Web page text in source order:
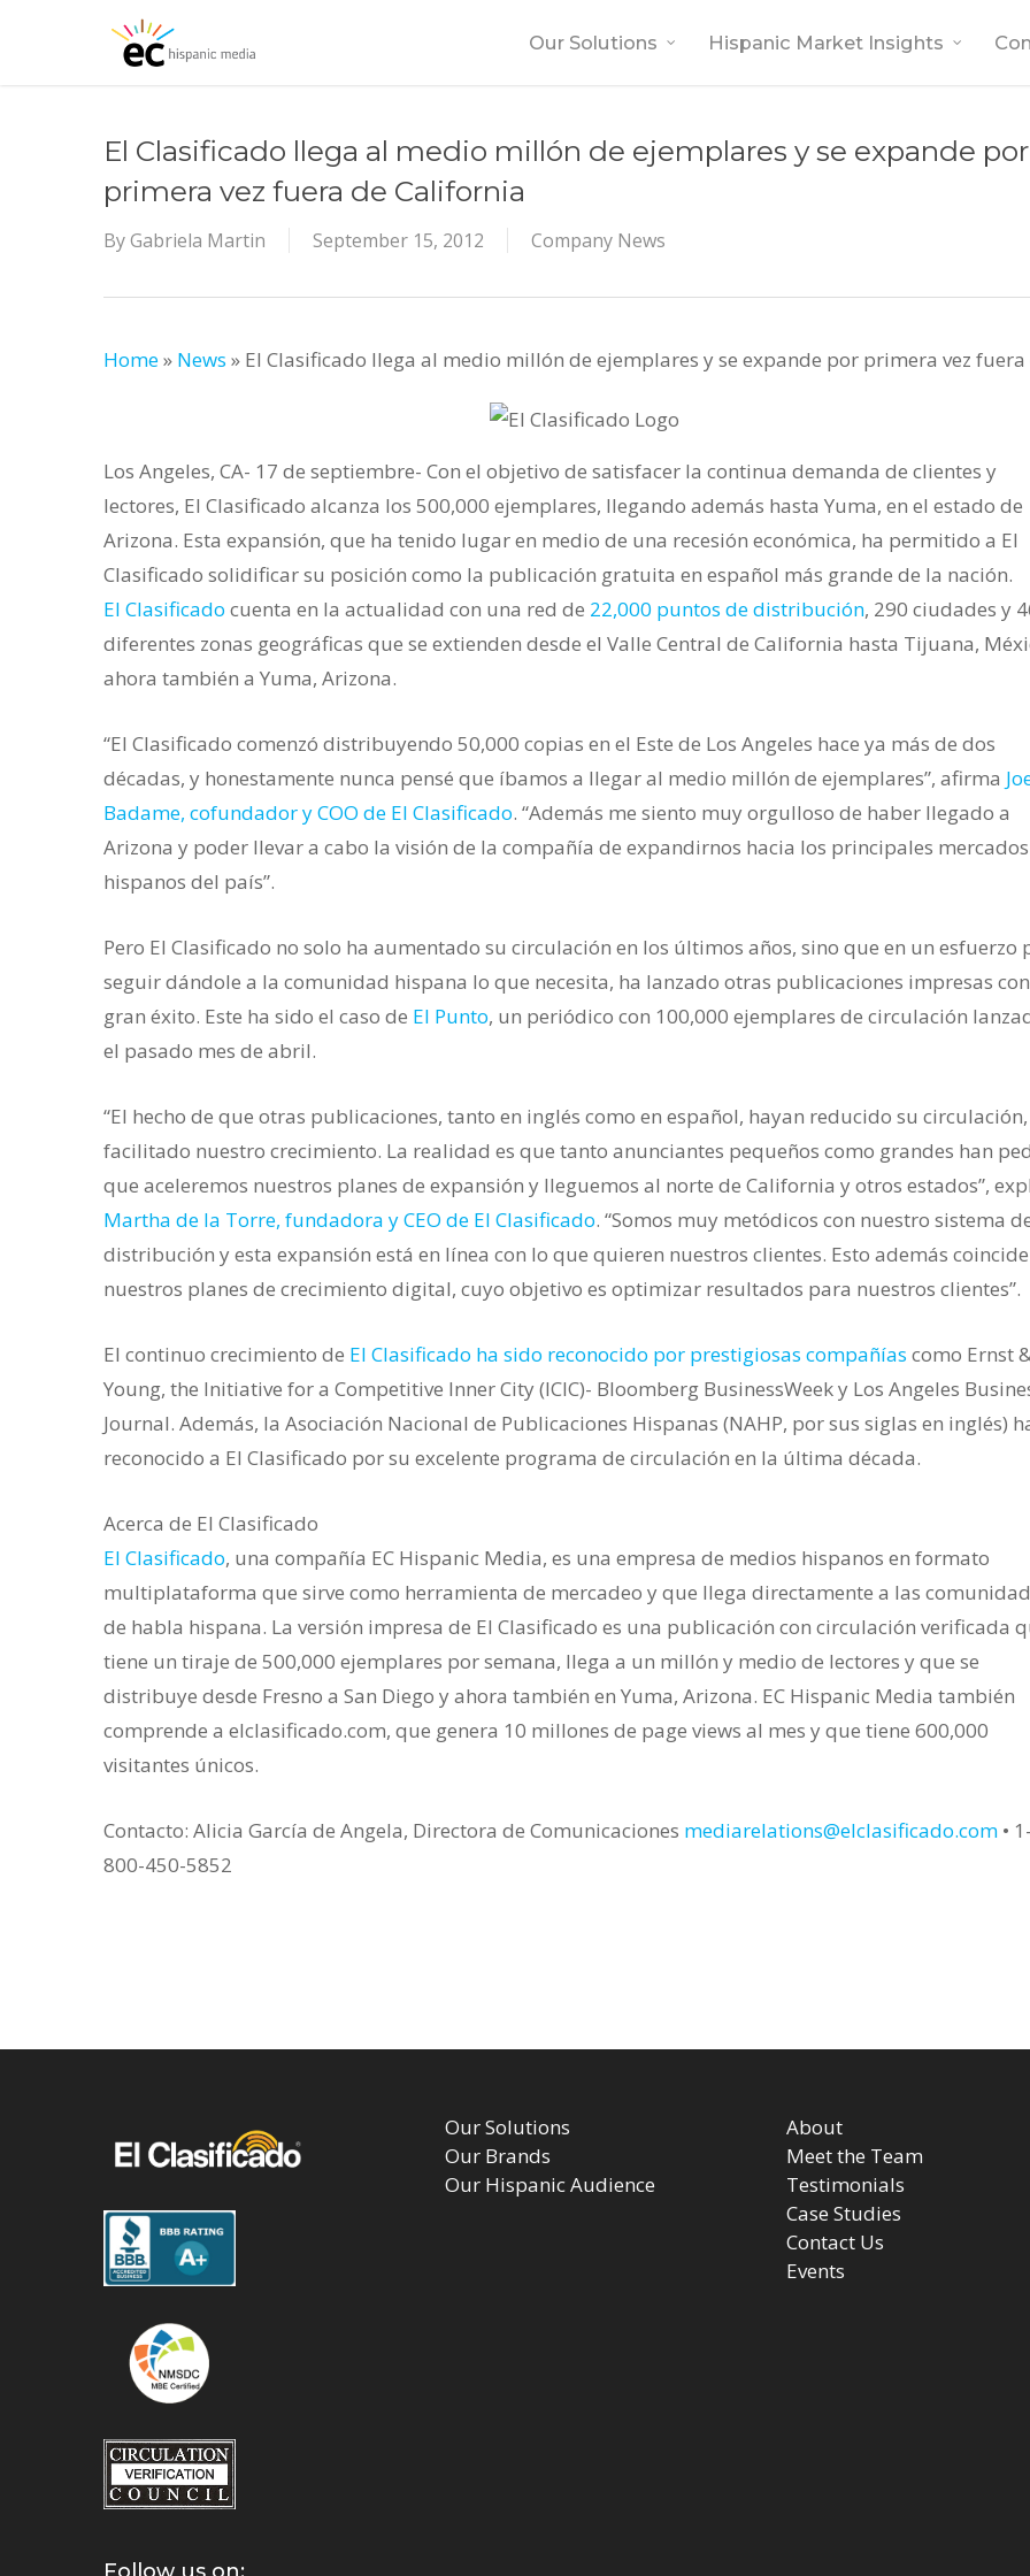
Our Solutions Hispanic Market Insights
El Clasificado llega al medio millón de ejemplares y se expande por
primera vez fuera de California
ByGabriela Martin September 15, 2012 Company News
Home» News » El Clasificado llega al medio millón de ejemplares y se expande por primera vez
Los Angeles, CA- 17 de septiembre- Con el objetivo de satisfacer la continua demanda de clientes y
lectores, El Clasificado alcanza los 500,000 ejemplares, llegando además hasta Yuma, en el estado de
Arizona. Esta expansión, que ha tenido lugar en medio de una recesión económica, ha permitido a El
Clasificado solidificar su posición como la publicación gratuita en español más grande de la nación.
El Clasificado cuenta en la actualidad con una red de 22,000 puntos de distribución, 290 ciudades y
diferentes zonas geográficas que se extienden desde el Valle Central de California hasta Tijuana,
ahora también a Yuma, Arizona.
“El Clasificado comenzó distribuyendo 50,000 copias en el Este de Los Angeles hace ya más de dos
décadas, y honestamente nunca pensé que íbamos a llegar al medio millón de ejemplares”, afirma
Badame, cofundador y COO de El Clasificado. “Además me siento muy orgulloso de haber llegado a
Arizona y poder llevar a cabo la visión de la compañía de expandirnos hacia los principales mercados
hispanos del país”.
Pero El Clasificado no solo ha aumentado su circulación en los últimos años, sino que en un esfuerzo
seguir dándole a la comunidad hispana lo que necesita, ha lanzado otras publicaciones impresas con
gran éxito. Este ha sido el caso de El Punto, un periódico con 100,000 ejemplares de circulación
el pasado mes de abril.
“El hecho de que otras publicaciones, tanto en inglés como en español, hayan reducido su circulación,
facilitado nuestro crecimiento. La realidad es que tanto anunciantes pequeños como grandes han
que aceleremos nuestros planes de expansión y lleguemos al norte de California y otros estados”,
Martha de la Torre, fundadora y CEO de El Clasificado. “Somos muy metódicos con nuestro sistema
distribución y esta expansión está en línea con lo que quieren nuestros clientes. Esto además
nuestros planes de crecimiento digital, cuyo objetivo es optimizar resultados para nuestros clientes”.
El continuo crecimiento de El Clasificado ha sido reconocido por prestigiosas compañías como Ernst
Young, the Initiative for a Competitive Inner City (ICIC)- Bloomberg BusinessWeek y Los Angeles
Journal. Además, la Asociación Nacional de Publicaciones Hispanas (NAHP, por sus siglas en inglés)
reconocido a El Clasificado por su excelente programa de circulación en la última década.
Acerca de El Clasificado
El Clasificado, una compañía EC Hispanic Media, es una empresa de medios hispanos en formato
multiplataforma que sirve como herramienta de mercadeo y que llega directamente a las
de habla hispana. La versión impresa de El Clasificado es una publicación con circulación verificada
tiene un tiraje de 500,000 ejemplares por semana, llega a un millón y medio de lectores y que se
distribuye desde Fresno a San Diego y ahora también en Yuma, Arizona. EC Hispanic Media también
comprende a elclasificado.com, que genera 10 millones de page views al mes y que tiene 600,000
visitantes únicos.
Contacto: Alicia García de Angela, Directora de Comunicaciones mediarelations@elclasificado.com • 1-
800-450-5852
Our Solutions
Our Brands
Our Hispanic Audience
About
Meet the Team
Testimonials
Case Studies
Contact Us
Events